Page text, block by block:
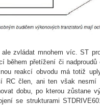
zvládat mnohem víc. ST
během přetížení či
reakcí obvodu má totiž
RC člen, ani ten však nesmí
dobu, po kterou zůstane
se strukturami